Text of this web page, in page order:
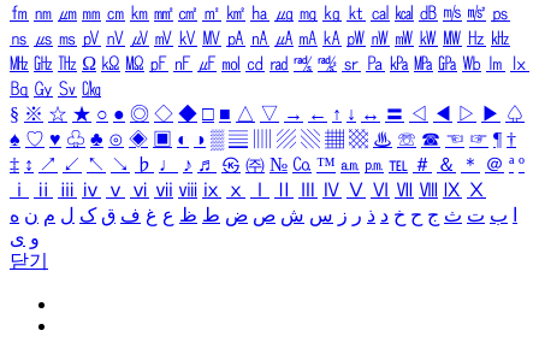
㎙ ㎚ ㎛ ㎜ ㎝ ㎞ ㎟ ㎠ ㎡ ㎢ ㏊ ㎍ ㎎ ㎏ ㏏ ㎈ ㎉ ㏈ ㎧ ㎨ ㎰
㎱ ㎲ ㎳ ㎴ ㎵ ㎶ ㎷ ㎸ ㎹ ㎀ ㎁ ㎂ ㎃ ㎄ ㎺ ㎻ ㎽ ㎾ ㎿ ㎐ ㎑
㎒ ㎓ ㎔ Ω ㏀ ㏁ ㎊ ㎋ ㎌ ㏖ ㏅ ㎭ ㎮ ㎯ ㏛ ㎩ ㎪ ㎫ ㎬ ㏝ ㏐
㏓
㏃ ㏉ ㏜ ㏆
§ ※ ☆ ★ ○ ● ◎ ◇ ◆ □ ■ △ ▽ → ← ↑ ↓ ↔ 〓 ◁ ◀ ▷ ▶ ♤
♠ ♡ ♥ ♧ ♣ ⊙ ◈ ▣ ◐ ◑ ▒ ▤ ▨ ▧ ▦ ▩ ♨ ☏ ☎ ☜ ☞ ¶ †
‡ ↕ ↗ ↙ ↖ ↘ ♭ ♩ ♪ ♬ ㉿ ㈜ № ㏇ ™ ㏂ ㏘ ℡ ＃ ＆ ＊ ＠ ª º
ⅰ
ⅱ ⅲ ⅳ ⅴ ⅵ ⅶ ⅷ ⅸ ⅹ Ⅳ Ⅴ Ⅵ Ⅶ Ⅷ Ⅸ Ⅹ
ب ت ث ج ح خ د ذ ر ز س ش ص ض ط ظ ع غ ف ق ک ل م ن ه
و ی
닫기